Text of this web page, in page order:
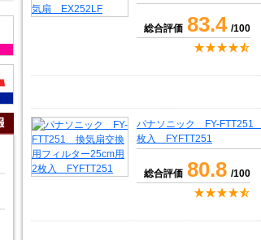
総合評価 83.4 /100
パナソニック FY-FTT251
枚入 FYFTT251
総合評価 80.8 /100